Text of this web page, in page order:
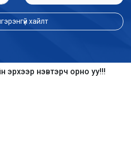
хайлт
эрхээр нэвтэрч орно уу!!!